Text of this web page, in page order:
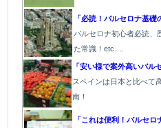
「必読！バルセロナ基礎
バルセロナ初心者必読、
た常識！etc….
「安い様で案外高いバル
スペインは日本と比べて
南！
「これは便利！バルセロ